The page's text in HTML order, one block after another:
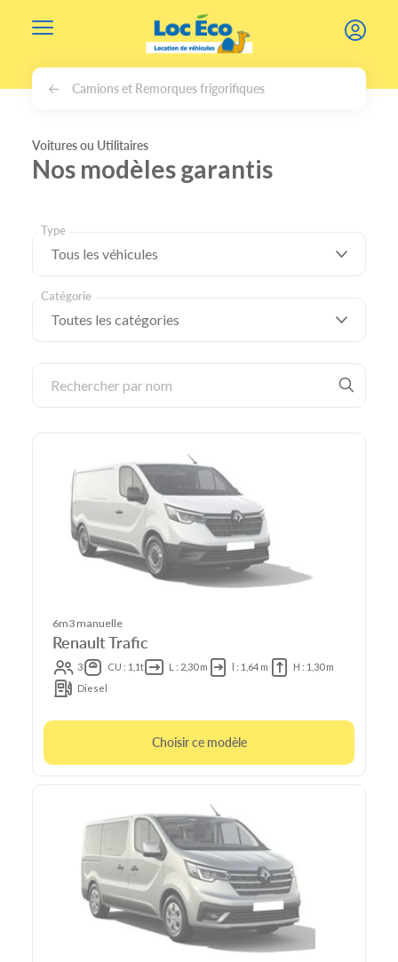
Camions et Remorques frigorifiques
Voitures ou Utilitaires
Nos modèles garantis
Type
Catégorie
6m3 manuelle
Renault Trafic
3 CU : 1,1t L : 2,30 m l : 1,64 m
H : 1,30 m
Diesel
Choisir ce modèle